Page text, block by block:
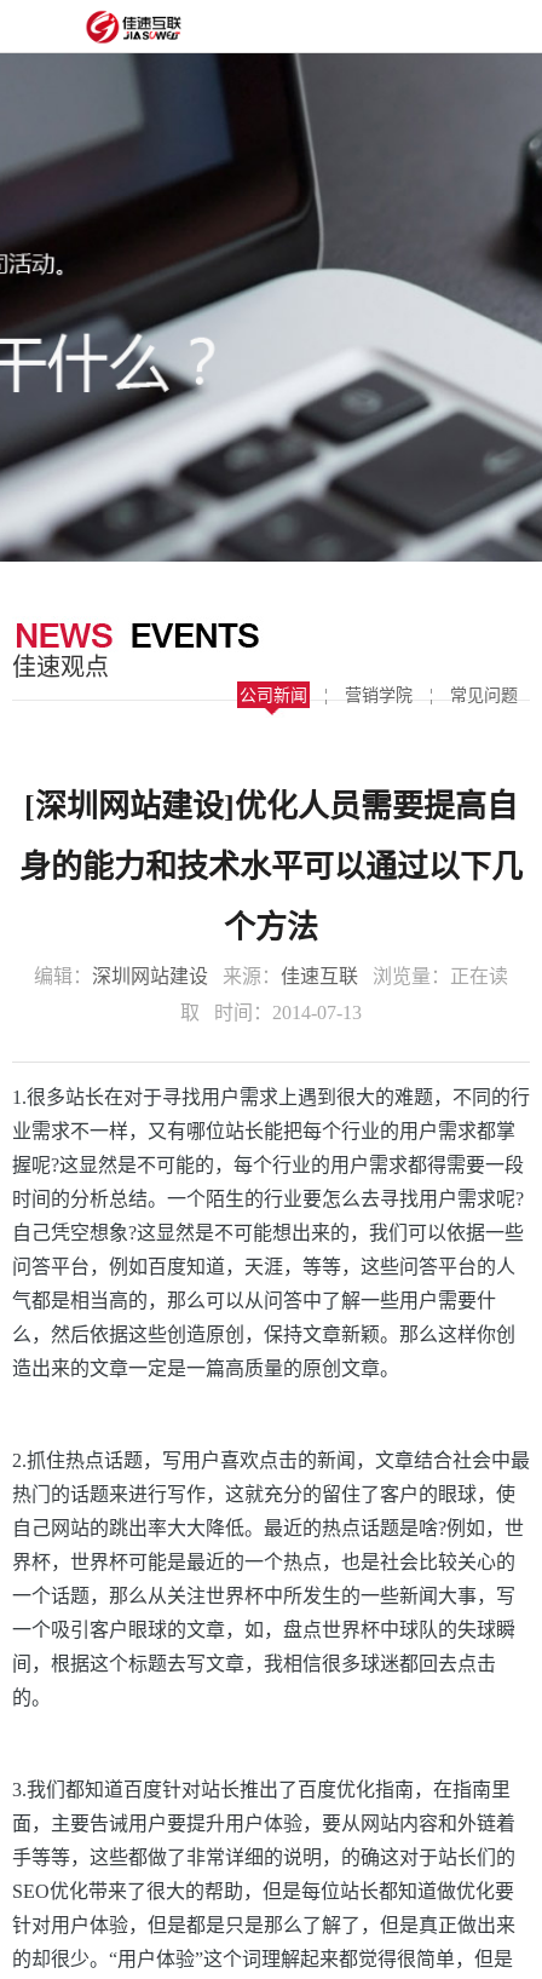
设
网
建
制
板
抖
获
里
服
经
案
站
圈
子
关
佳速观点
公司新闻 ¦ 营销学院 ¦ 常见问题
[深圳网站建设]优化人员需要提高自
身的能力和技术水平可以通过以下几
个方法
编辑： 深圳网站建设 来源： 佳速互联 浏览量： 正在读
取 时间：2014-07-13
1.很多站长在对于寻找用户需求上遇到很大的难题，不同的行
业需求不一样，又有哪位站长能把每个行业的用户需求都掌
握呢?这显然是不可能的，每个行业的用户需求都得需要一段
时间的分析总结。一个陌生的行业要怎么去寻找用户需求呢?
自己凭空想象?这显然是不可能想出来的，我们可以依据一些
问答平台，例如百度知道，天涯，等等，这些问答平台的人
气都是相当高的，那么可以从问答中了解一些用户需要什
么，然后依据这些创造原创，保持文章新颖。那么这样你创
造出来的文章一定是一篇高质量的原创文章。
2.抓住热点话题，写用户喜欢点击的新闻，文章结合社会中最
热门的话题来进行写作，这就充分的留住了客户的眼球，使
自己网站的跳出率大大降低。最近的热点话题是啥?例如，世
界杯，世界杯可能是最近的一个热点，也是社会比较关心的
一个话题，那么从关注世界杯中所发生的一些新闻大事，写
一个吸引客户眼球的文章，如，盘点世界杯中球队的失球瞬
间，根据这个标题去写文章，我相信很多球迷都回去点击
的。
3.我们都知道百度针对站长推出了百度优化指南，在指南里
面，主要告诫用户要提升用户体验，要从网站内容和外链着
手等等，这些都做了非常详细的说明，的确这对于站长们的
SEO优化带来了很大的帮助，但是每位站长都知道做优化要
针对用户体验，但是都是只是那么了解了，但是真正做出来
的却很少。“用户体验”这个词理解起来都觉得很简单，但是